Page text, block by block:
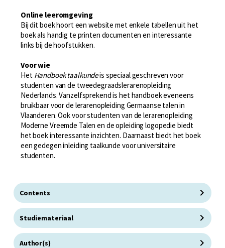
Online leeromgeving
Bij dit boek hoort een website met enkele tabellen uit het
boek als handig te printen documenten en interessante
links bij de hoofstukken.
Voor wie
Het Handboek taalkundeis speciaal geschreven voor
studenten van de tweedegraadslerarenopleiding
Nederlands. Vanzelfsprekend is het handboek eveneens
bruikbaar voor de lerarenopleiding Germaanse talen in
Vlaanderen. Ook voor studenten van de lerarenopleiding
Moderne Vreemde Talen en de opleiding logopedie biedt
het boek interessante inzichten. Daarnaast biedt het boek
een gedegen inleiding taalkunde voor universitaire
studenten.
Contents
Studiemateriaal
Author(s)